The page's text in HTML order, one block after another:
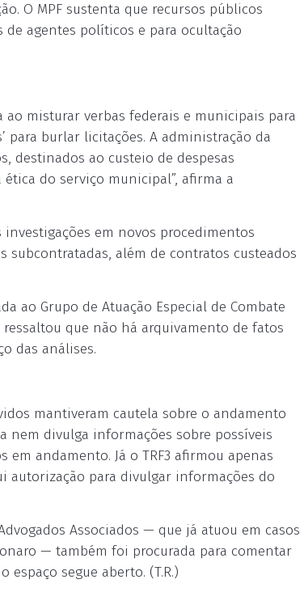
O MPF sustenta que recursos públicos
agentes políticos e para ocultação
misturar verbas federais e municipais para
para burlar licitações. A administração da
destinados ao custeio de despesas
do serviço municipal”, afirma a
em novos procedimentos
subcontratadas, além de contratos custeados
ao Grupo de Atuação Especial de Combate
que não há arquivamento de fatos
das análises.
mantiveram cautela sobre o andamento
nem divulga informações sobre possíveis
andamento. Já o TRF3 afirmou apenas
autorização para divulgar informações do
Associados — que já atuou em casos
— também foi procurada para comentar
segue aberto. (T.R.)